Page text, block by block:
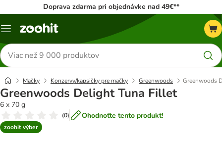
Doprava zdarma pri objednávke nad 49€**
Kategórie
Hľadať
produkty
Mačky Konzervy/kapsičky pre mačky Greenwoods Greenwoods
Greenwoods Delight Tuna Fillet
6 x 70 g
(0) Ohodnoťte tento produkt!
zoohit výber